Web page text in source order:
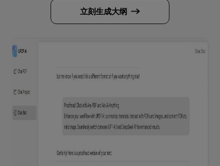
立刻生成大纲